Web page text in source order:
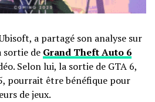
a partagé son analyse sur
sortie de Grand Theft Auto 6
Selon lui, la sortie de GTA 6,
pourrait être bénéfique pour
de jeux.